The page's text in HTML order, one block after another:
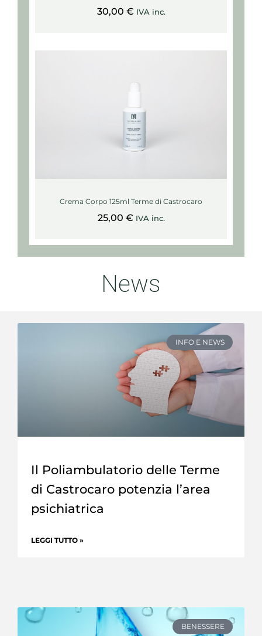
30,00 € IVA inc.
Crema Corpo 125ml Terme di Castrocaro
25,00 € IVA inc.
News
INFO E NEWS
Il Poliambulatorio delle Terme
di Castrocaro potenzia l’area
psichiatrica
LEGGI TUTTO »
BENESSERE